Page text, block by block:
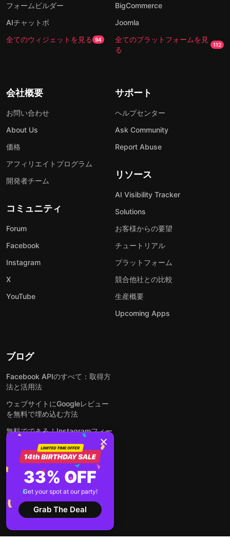
フォームビルダー
AIチャットボ
全てのウィジェットを見る 94
BigCommerce
Joomla
全てのプラットフォームを見
る
112
会社概要
お問い合わせ
About Us
価格
アフィリエイトプログラム
開発者チーム
コミュニティ
Forum
Facebook
Instagram
X
YouTube
サポート
ヘルプセンター
Ask Community
Report Abuse
リソース
AI Visibility Tracker
Solutions
お客様からの要望
チュートリアル
プラットフォーム
競合他社との比較
生産概要
Upcoming Apps
ブログ
Facebook APIのすべて：取得方
法と活用法
ウェブサイトにGoogleレビュー
を無料で埋め込む方法
無料でできる！Instagramフィー
ドをウェブサイトに埋め込む方法
どんなウェブサイトにも無料でフ
ォームを埋め込む方法
WordPressサイトにLinkedInフ
ィードを埋め込む方法は？
全ての投稿を見る
33% OFF
Get your spot at our party!
Grab The Deal